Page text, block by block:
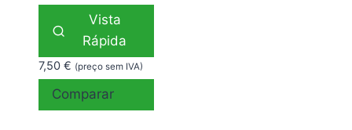
Vista
Rápida
7,50 € (preço sem IVA)
Comparar